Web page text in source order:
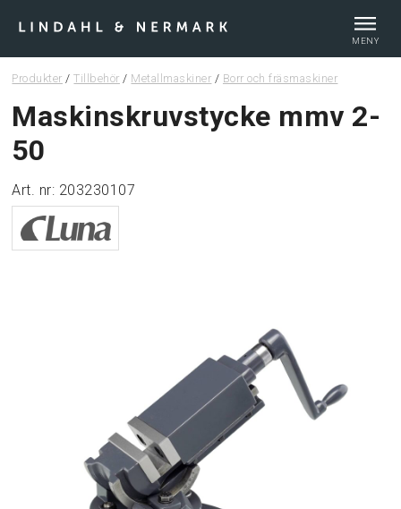
MENY
Webshop
Produkter /Tillbehör / Metallmaskiner / Borr och fräsmaskiner
Maskinskruvstycke mmv 2-
50
Art. nr: 203230107